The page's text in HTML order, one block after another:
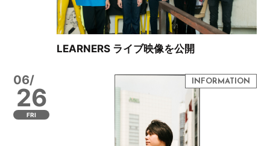
LEARNERS ライブ映像を公開
06/
26
FRI